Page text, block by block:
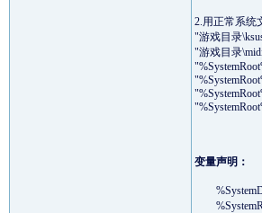
2.用正常系统
"游戏目录
"游戏目录
变量声明：